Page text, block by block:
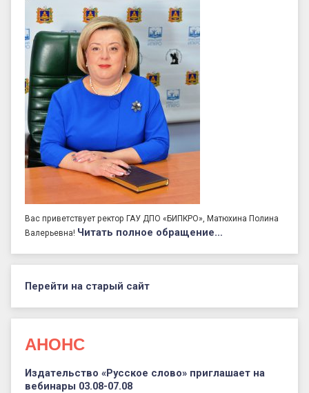
Вас приветствует ректор ГАУ ДПО «БИПКРО», Матюхина Полина
Валерьевна! Читать полное обращение…
Перейти на старый сайт
АНОНС
Издательство «Русское слово» приглашает на
вебинары 03.08-07.08